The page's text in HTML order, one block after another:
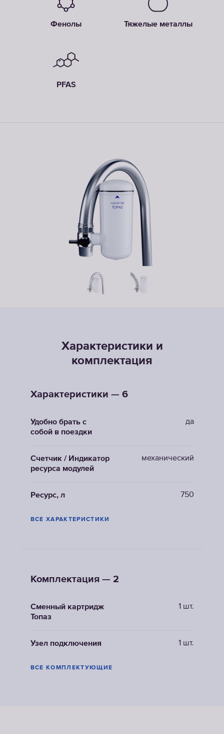
Фенолы Тяжелые металлы
PFAS
Характеристики и
комплектация
Характеристики — 6
Удобно брать с
собой в поездки
да
Счетчик / Индикатор
ресурса модулей
механический
Ресурс, л 750
ВСЕ ХАРАКТЕРИСТИКИ
Комплектация — 2
Сменный картридж
Топаз
1 шт.
Узел подключения 1 шт.
ВСЕ КОМПЛЕКТУЮЩИЕ